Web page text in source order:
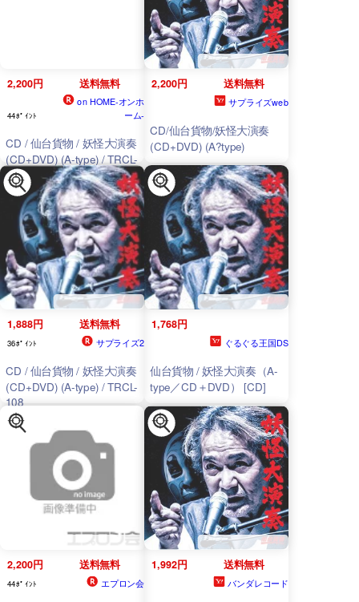
2,200円 送料無料
44ﾎﾟｲﾝﾄ
on HOME-オンホ
ーム-
CD / 仙台貨物 / 妖怪大演奏
(CD+DVD) (A-type) / TRCL-
108
2,200円 送料無料
サプライズweb
CD/仙台貨物/妖怪大演奏
(CD+DVD) (A?type)
1,888円 送料無料
36ﾎﾟｲﾝﾄ サプライズ2
CD / 仙台貨物 / 妖怪大演奏
(CD+DVD) (A-type) / TRCL-
108
1,768円
ぐるぐる王国DS
仙台貨物 / 妖怪大演奏（A-
type／CD＋DVD） [CD]
2,200円 送料無料
44ﾎﾟｲﾝﾄ エプロン会
1,992円 送料無料
バンダレコード